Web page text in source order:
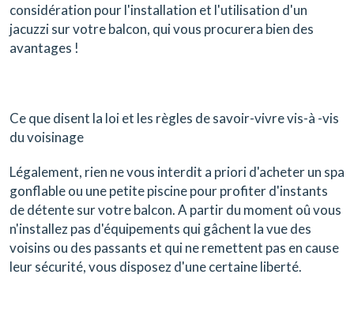
considération pour l'installation et l'utilisation d'un
jacuzzi sur votre balcon, qui vous procurera bien des
avantages !
Ce que disent la loi et les règles de savoir-vivre vis-à -vis
du voisinage
Légalement, rien ne vous interdit a priori d'acheter un spa
gonflable ou une petite piscine pour profiter d'instants
de détente sur votre balcon. A partir du moment oû vous
n'installez pas d'équipements qui gâchent la vue des
voisins ou des passants et qui ne remettent pas en cause
leur sécurité, vous disposez d'une certaine liberté.